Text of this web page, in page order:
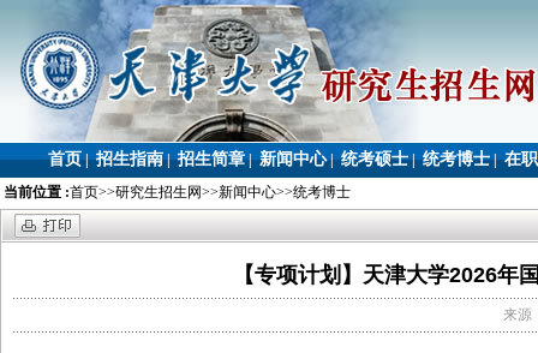
首页 | 招生指南 | 招生简章 | 新闻中心 | 统考硕士 | 统考博士 | 在
当前位置 :首页>>研究生招生网>>新闻中心>>统考博士
【专项计划】天津大学2026年
来源